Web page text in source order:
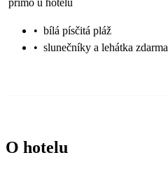
přímo u hotelu
• bílá písčitá pláž
• slunečníky a lehátka zdarma
O hotelu